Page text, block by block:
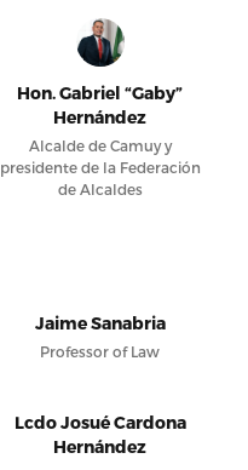
Hon. Gabriel “Gaby”
Hernández
Alcalde de Camuy y
presidente de la Federación
de Alcaldes
Jaime Sanabria
Professor of Law
Lcdo Josué Cardona
Hernández